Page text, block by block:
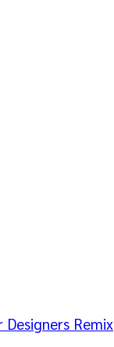
Remix